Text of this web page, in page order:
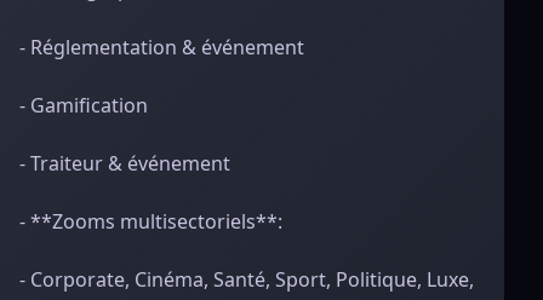
- Réglementation & événement
- Gamification
- Traiteur & événement
- **Zooms multisectoriels**:
- Corporate, Cinéma, Santé, Sport, Politique, Luxe,